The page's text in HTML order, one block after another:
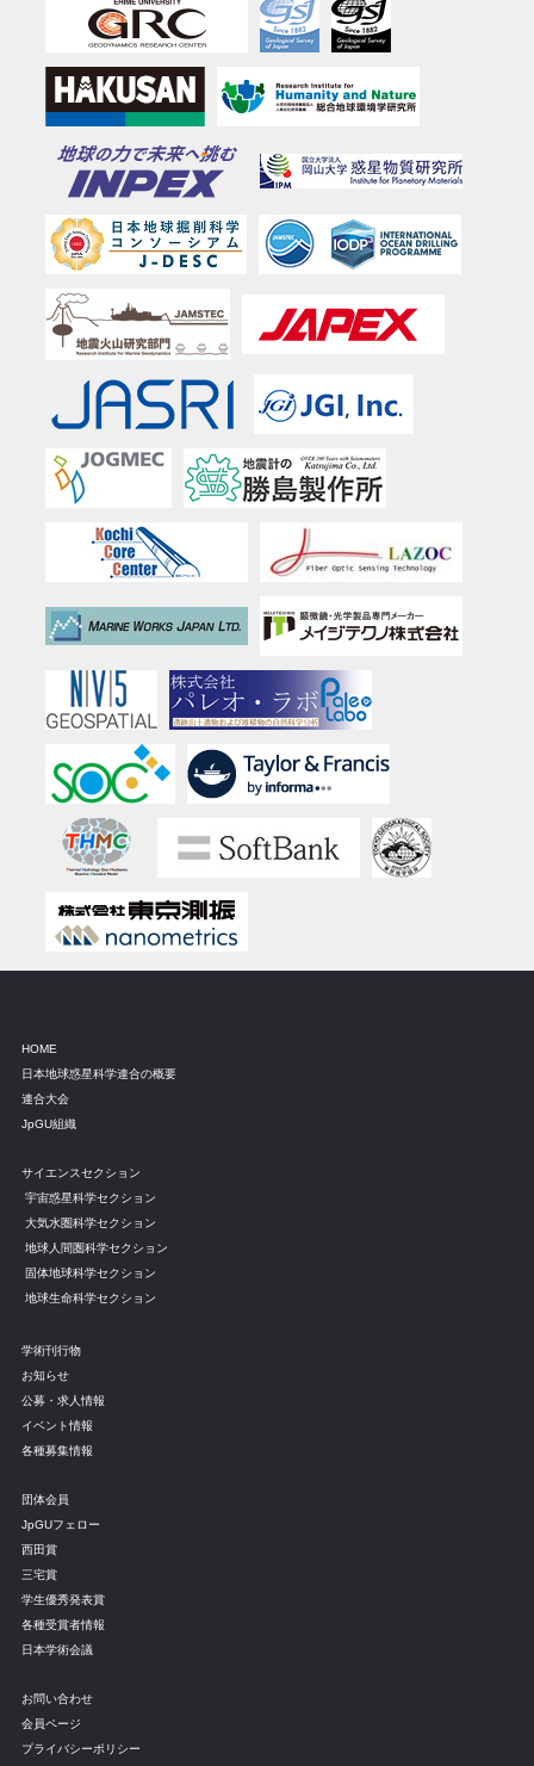
HOME
日本地球惑星科学連合の概要
連合大会
JpGU組織
サイエンスセクション
宇宙惑星科学セクション
大気水圏科学セクション
地球人間圏科学セクション
固体地球科学セクション
地球生命科学セクション
学術刊行物
お知らせ
公募・求人情報
イベント情報
各種募集情報
団体会員
JpGUフェロー
西田賞
三宅賞
学生優秀発表賞
各種受賞者情報
日本学術会議
お問い合わせ
会員ページ
プライバシーポリシー